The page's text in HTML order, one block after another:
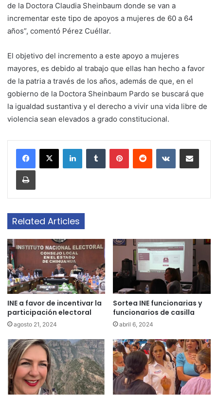
de la Doctora Claudia Sheinbaum donde se van a
incrementar este tipo de apoyos a mujeres de 60 a 64
años”, comentó Pérez Cuéllar.
El objetivo del incremento a este apoyo a mujeres
mayores, es debido al trabajo que ellas han hecho a favor
de la patria a través de los años, además de que, en el
gobierno de la Doctora Sheinbaum Pardo se buscará que
la igualdad sustantiva y el derecho a vivir una vida libre de
violencia sean elevados a grado constitucional.
LinkedInTumblr PinterestReddit VKontakteShare via Email
Print
Related Articles
INE a favor de incentivar la
participación electoral
agosto 21, 2024
Sortea INE funcionarias y
funcionarios de casilla
abril 6, 2024